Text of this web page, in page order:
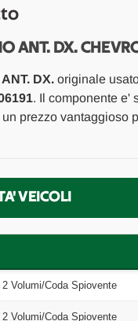
ANT. DX.
DX.originale
. Il componente e'
prezzo vantaggioso
VEICOLI
Volumi/Coda Spiovente
Volumi/Coda Spiovente